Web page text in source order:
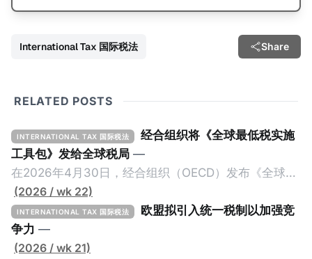
International Tax 国际税法 Share
RELATED POSTS
INTERNATIONAL TAX 国际税法
经合组织将《全球最低税实施
工具包》发给全球税局 —
在2026年4月30日，经合组织（OECD）发布《全球最
低税实施工具包》（The Global Minimum Tax
Implementation Toolkit），为各国税务机关和政策制
定者提供一套可操作的路线图，以确保全球最低税规则
协调一致、高效落地。 《工具包》的主要内容总结如
(2026 / wk 22)
INTERNATIONAL TAX 国际税法
欧盟拟引入统一税制以加强竞
争力 —
(2026 / wk 21)